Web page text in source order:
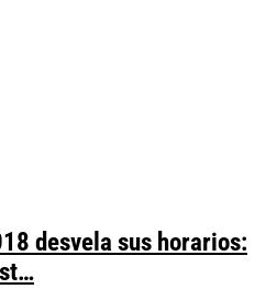
desvela sus horarios: